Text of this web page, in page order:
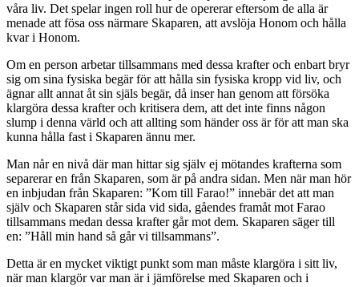
våra liv. Det spelar ingen roll hur de opererar eftersom de alla är
menade att fösa oss närmare Skaparen, att avslöja Honom och hålla
kvar i Honom.
Om en person arbetar tillsammans med dessa krafter och enbart bryr
sig om sina fysiska begär för att hålla sin fysiska kropp vid liv, och
ägnar allt annat åt sin själs begär, då inser han genom att försöka
klargöra dessa krafter och kritisera dem, att det inte finns någon
slump i denna värld och att allting som händer oss är för att man ska
kunna hålla fast i Skaparen ännu mer.
Man når en nivå där man hittar sig själv ej mötandes krafterna som
separerar en från Skaparen, som är på andra sidan. Men när man hör
en inbjudan från Skaparen: ”Kom till Farao!” innebär det att man
själv och Skaparen står sida vid sida, gåendes framåt mot Farao
tillsammans medan dessa krafter går mot dem. Skaparen säger till
en: ”Håll min hand så går vi tillsammans”.
Detta är en mycket viktigt punkt som man måste klargöra i sitt liv,
när man klargör var man är i jämförelse med Skaparen och i